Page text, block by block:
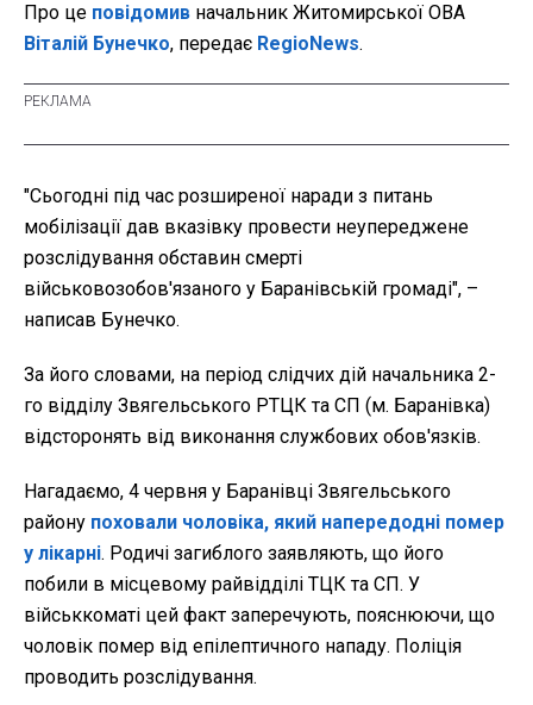
Про це повідомив начальник Житомирської ОВА
Віталій Бунечко, передає RegioNews.
"Сьогодні під час розширеної наради з питань
мобілізації дав вказівку провести неупереджене
розслідування обставин смерті
військовозобов'язаного у Баранівській громаді", –
написав Бунечко.
За його словами, на період слідчих дій начальника 2-
го відділу Звягельського РТЦК та СП (м. Баранівка)
відсторонять від виконання службових обов'язків.
Нагадаємо, 4 червня у Баранівці Звягельського
району поховали чоловіка, який напередодні помер
у лікарні. Родичі загиблого заявляють, що його
побили в місцевому райвідділі ТЦК та СП. У
військкоматі цей факт заперечують, пояснюючи, що
чоловік помер від епілептичного нападу. Поліція
проводить розслідування.